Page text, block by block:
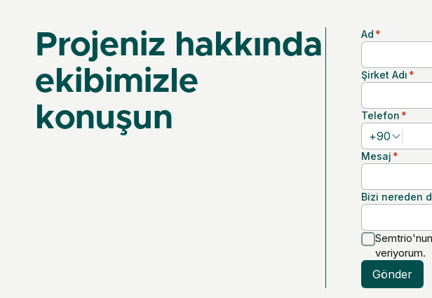
Projeniz hakkında
ekibimizle
konuşun
Ad *
Şirket Adı *
Telefon *
+90
Mesaj *
Bizi nereden
Semtrio'nun
veriyorum.
Gönder